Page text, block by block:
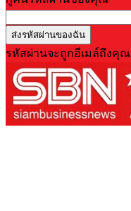
รหัสผ่านจะถูกอีเมล์ถึงคุณ